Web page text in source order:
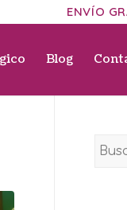
ENVÍO
Blog